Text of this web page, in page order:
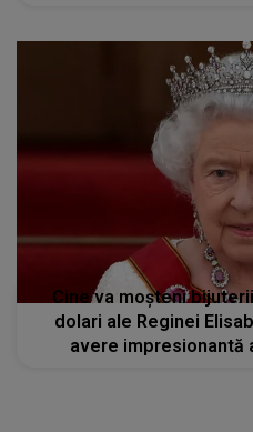
Cine va moșteni
dolari ale Reginei
avere impresionantă